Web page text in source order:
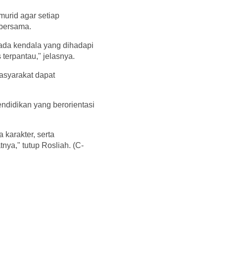
agar setiap
kendala yang dihadapi
jelasnya.
dapat
yang berorientasi
karakter, serta
tutup Rosliah. (C-